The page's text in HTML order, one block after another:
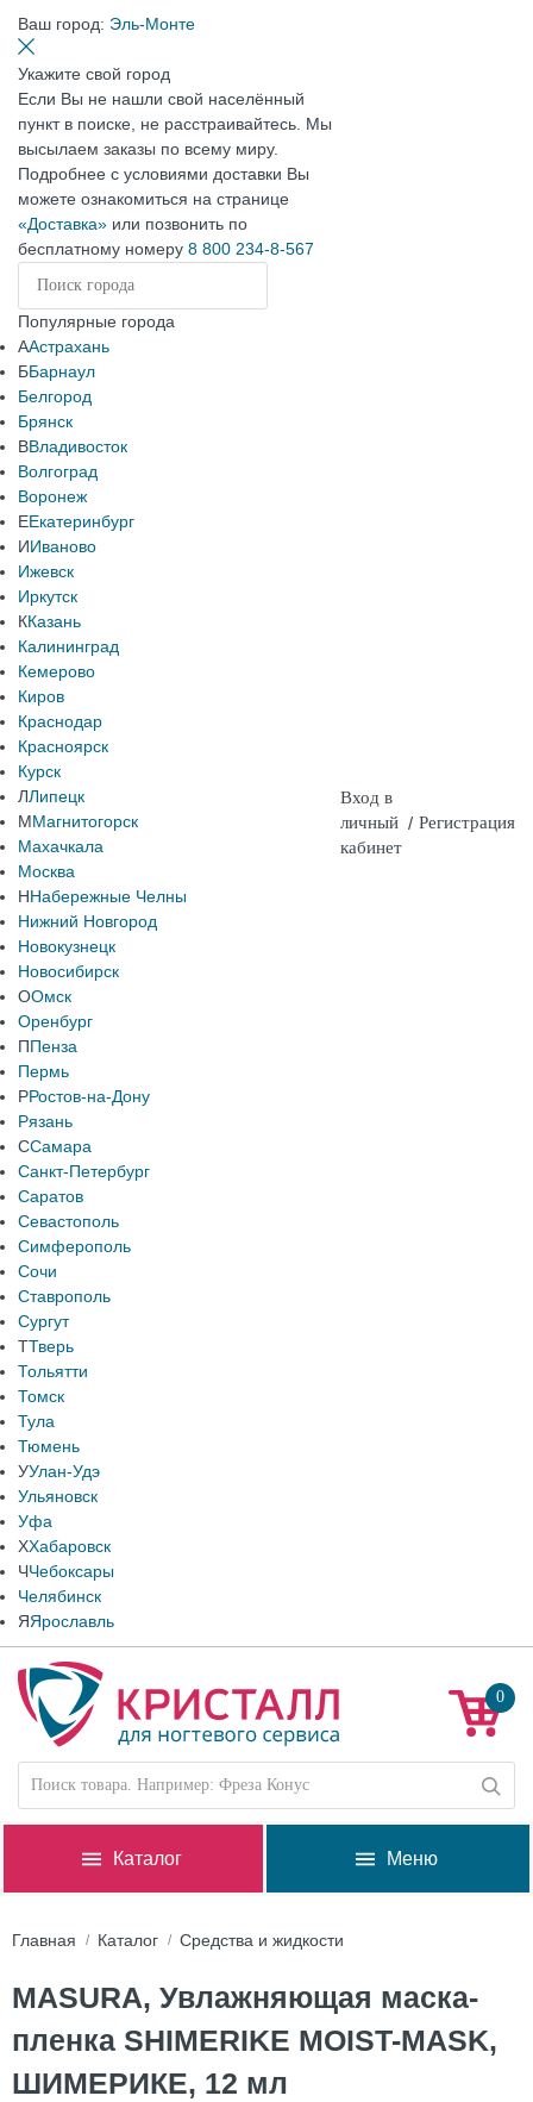
Ваш город: Эль-Монте
Укажите свой город
Если Вы не нашли свой населённый
пункт в поиске, не расстраивайтесь. Мы
высылаем заказы по всему миру.
Подробнее с условиями доставки Вы
можете ознакомиться на странице
«Доставка» или позвонить по
бесплатному номеру 8 800 234-8-567
Популярные города
ААстрахань
ББарнаул
Белгород
Брянск
ВВладивосток
Волгоград
Воронеж
ЕЕкатеринбург
ИИваново
Ижевск
Иркутск
ККазань
Калининград
Кемерово
Киров
Краснодар
Красноярск
Курск
ЛЛипецк
ММагнитогорск
Махачкала
Москва
ННабережные Челны
Нижний Новгород
Новокузнецк
Новосибирск
ООмск
Оренбург
ППенза
Пермь
РРостов-на-Дону
Рязань
ССамара
Санкт-Петербург
Саратов
Севастополь
Симферополь
Сочи
Ставрополь
Сургут
ТТверь
Тольятти
Томск
Тула
Тюмень
УУлан-Удэ
Ульяновск
Уфа
ХХабаровск
ЧЧебоксары
Челябинск
ЯЯрославль
Вход в
личный
кабинет
/ Регистрация
0
Каталог Меню
Главная Каталог Средства и жидкости
MASURA, Увлажняющая маска-
пленка SHIMERIKE MOIST-MASK,
ШИМЕРИКЕ, 12 мл